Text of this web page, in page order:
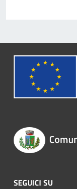
SEGUICI SU